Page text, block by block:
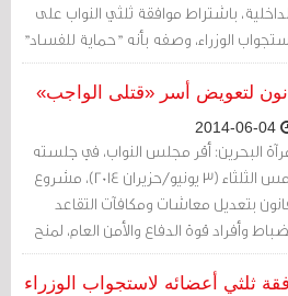
باشتراط موافقة ثلثي النواب على
الوزراء، وصفه بأنه "حماية للفساد"
لآلية الاستجواب".
لتعويض أسر «قتلى الواجب»
البحرين: أقر مجلس النواب، في جلسته
أمس الثلثاء (3 يونيو/حزيران 2014)، مشروع
بتعديل معاشات ومكافآت التقاعد
وأفراد قوة الدفاع والأمن العام، لمنح
تعويضا في حال وفاتهم أثناء
لـ"المخاطر"، وأحاله على مجلس
ثلثي أعضائه لاستجواب الوزراء